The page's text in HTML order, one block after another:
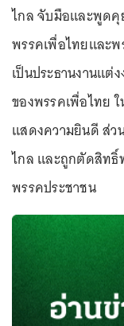
ไกล จับมือและพูดคุ
พรรคเพื่อไทยและ
เป็นประธานงานแ
ของพรรคเพื่อไทย
แสดงความยินดี ส่ว
ไกล และถูกตัดสิทธิ์
พรรคประชาชน